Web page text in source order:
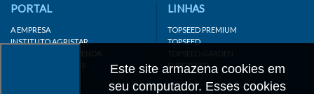
Este site armazena cookies em
seu computador. Esses cookies
PORTAL
A EMPRESA
INSTITUTO AGRISTAR
DISTRIBUIDOR/REVENDA
LINKS IMPORTANTES
LINHAS
TOPSEED PREMIUM
TOPSEED
TOPSEED GARDEN
SUPERSEED